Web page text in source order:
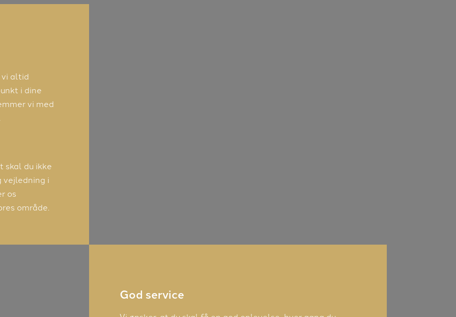
altid
i dine
vi med
skal du ikke
vejledning i
os
område.
God service